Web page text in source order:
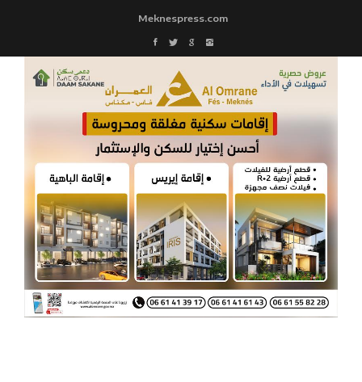
Meknespress.com